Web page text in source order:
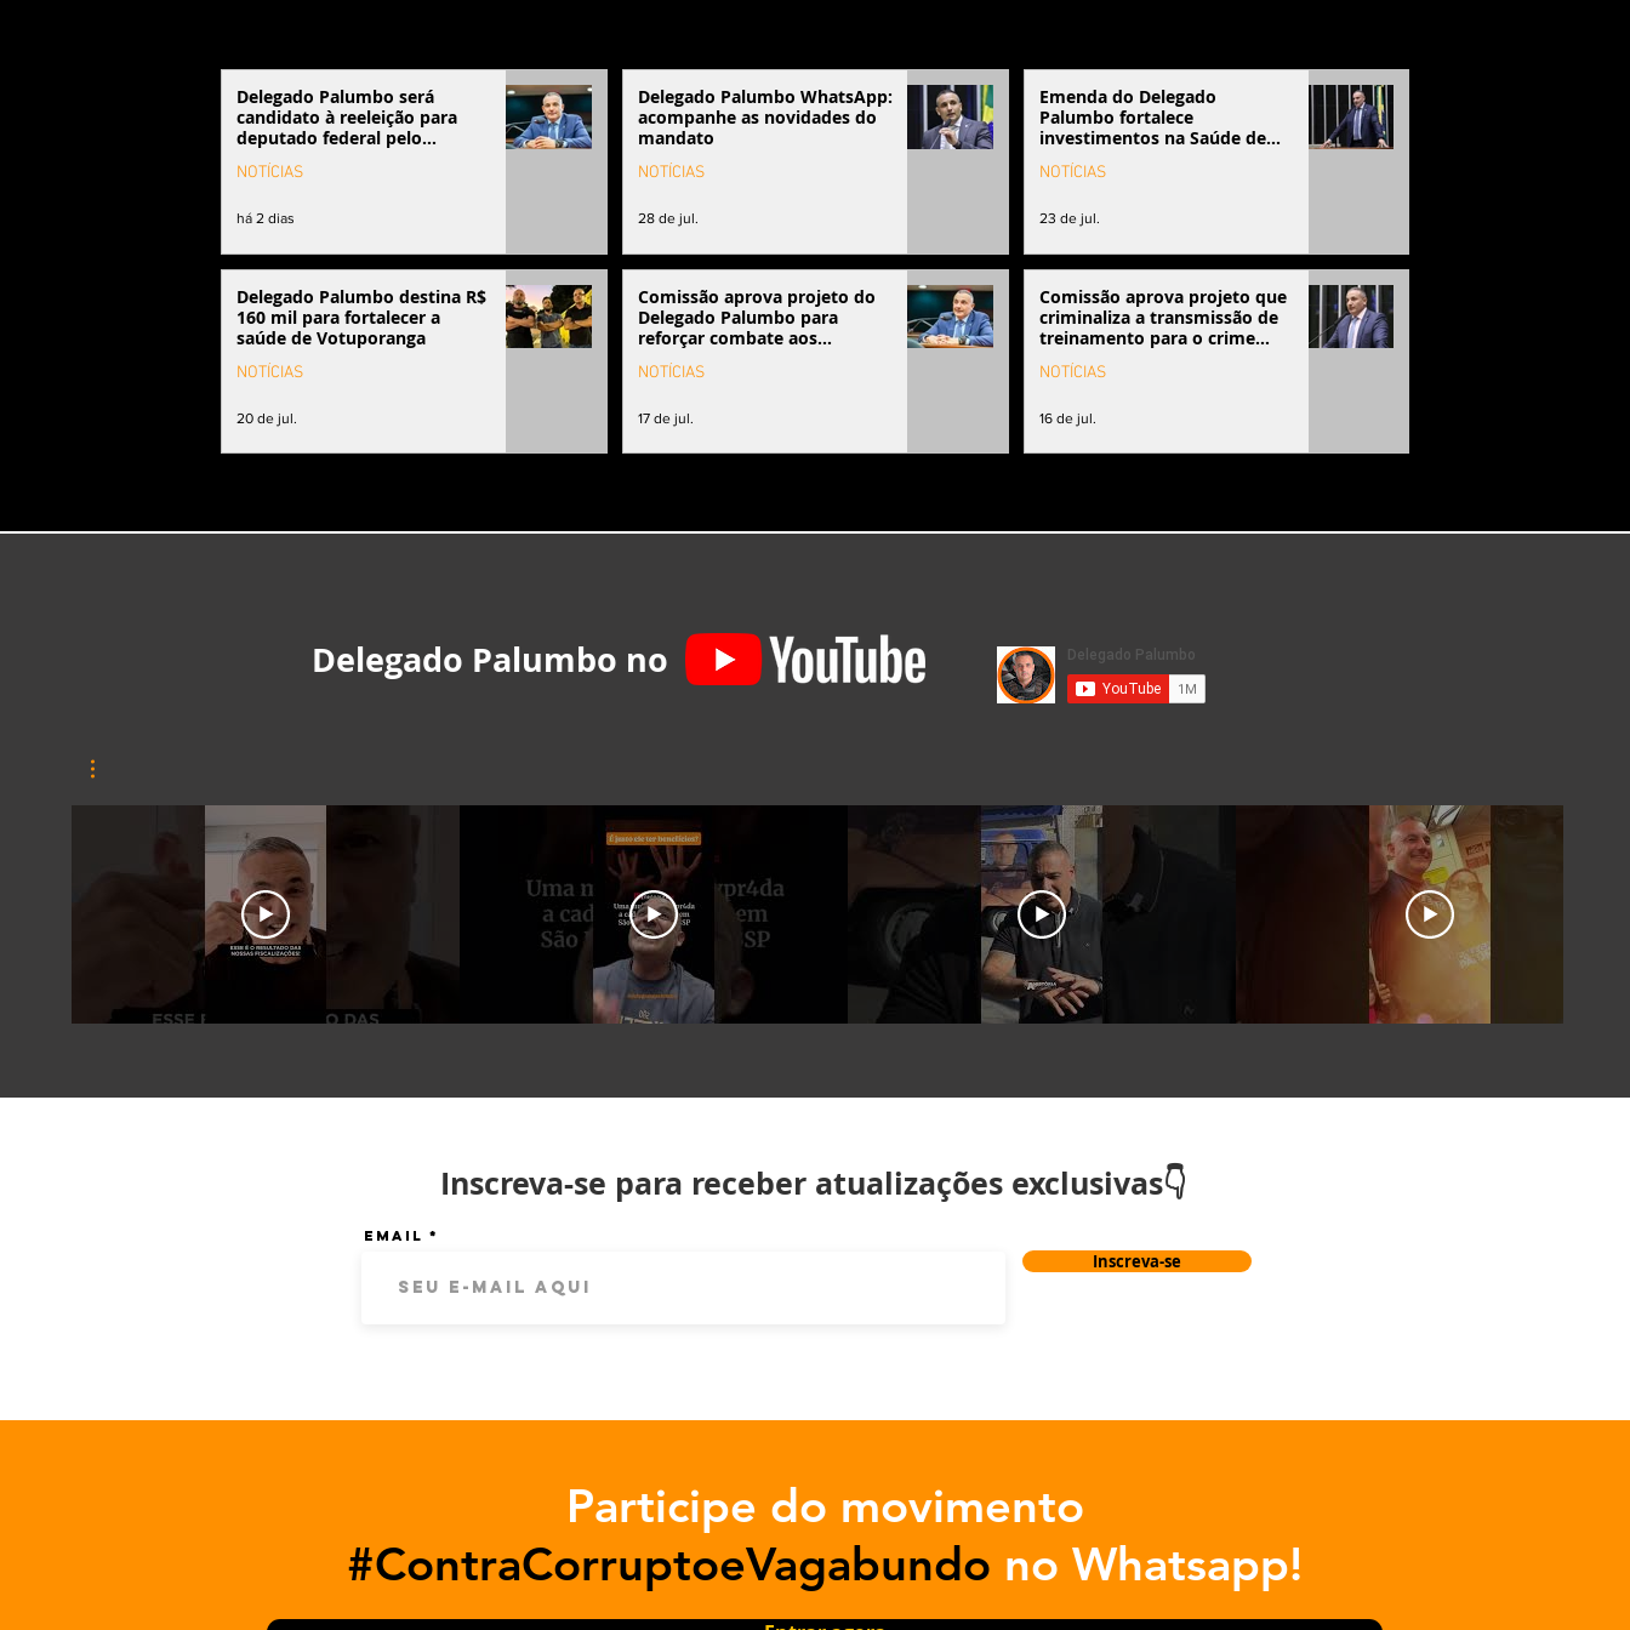
Delegado Palumbo será
candidato à reeleição para
deputado federal pelo
Podemos
NOTÍCIAS
há 2 dias
Delegado Palumbo WhatsApp:
acompanhe as novidades do
mandato
NOTÍCIAS
28 de jul.
Emenda do Delegado
Palumbo fortalece
investimentos na Saúde de
Franca
NOTÍCIAS
23 de jul.
Delegado Palumbo destina R$
160 mil para fortalecer a
saúde de Votuporanga
NOTÍCIAS
20 de jul.
Comissão aprova projeto do
Delegado Palumbo para
reforçar combate aos
combustíveis adulterados
NOTÍCIAS
17 de jul.
Comissão aprova projeto que
criminaliza a transmissão de
treinamento para o crime
organizado
NOTÍCIAS
16 de jul.
Delegado Palumbo no
Inscreva-se para receber atualizações exclusivas👇
Email
Inscreva-se
Participe do movimento
#ContraCorruptoeVagabundo no Whatsapp!